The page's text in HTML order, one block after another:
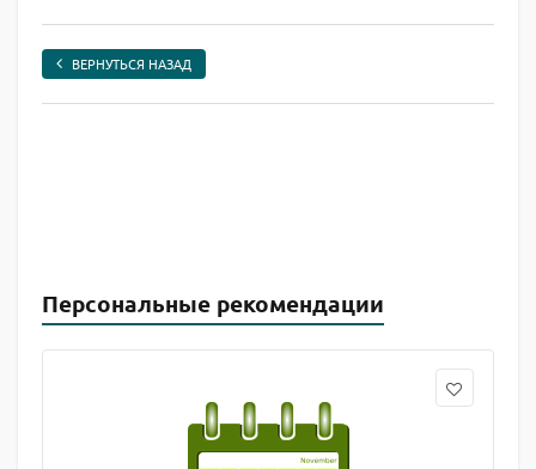
ВЕРНУТЬСЯ НАЗАД
Персональные рекомендации